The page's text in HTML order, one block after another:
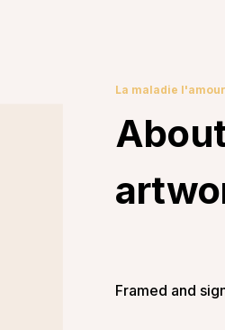
La maladie l'amour
Framed and